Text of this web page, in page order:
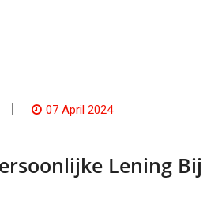
07 April 2024
Lening Bij